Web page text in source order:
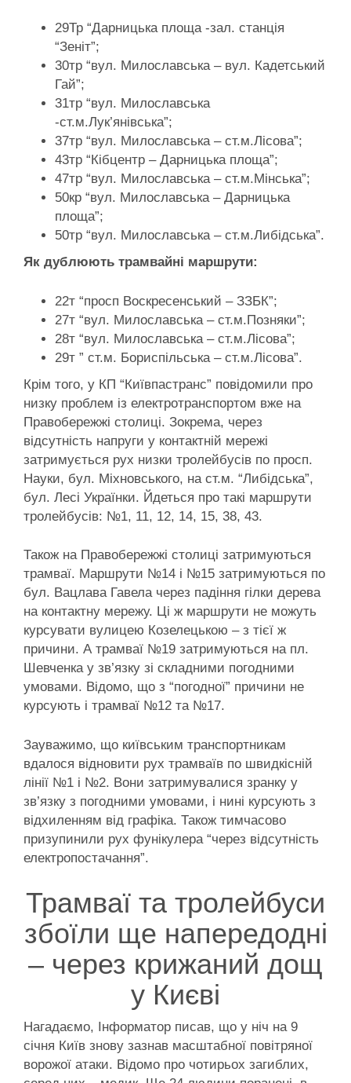
29Тр “Дарницька площа -зал. станція
“Зеніт”;
30тр “вул. Милославська – вул. Кадетський
Гай”;
31тр “вул. Милославська
-ст.м.Лук’янівська”;
37тр “вул. Милославська – ст.м.Лісова”;
43тр “Кібцентр – Дарницька площа”;
47тр “вул. Милославська – ст.м.Мінська”;
50кр “вул. Милославська – Дарницька
площа”;
50тр “вул. Милославська – ст.м.Либідська”.
Як дублюють трамвайні маршрути:
22т “просп Воскресенський – ЗЗБК”;
27т “вул. Милославська – ст.м.Позняки”;
28т “вул. Милославська – ст.м.Лісова”;
29т ” ст.м. Бориспільська – ст.м.Лісова”.
Крім того, у КП “Київпастранс” повідомили про
низку проблем із електротранспортом вже на
Правобережжі столиці. Зокрема, через
відсутність напруги у контактній мережі
затримується рух низки тролейбусів по просп.
Науки, бул. Міхновського, на ст.м. “Либідська”,
бул. Лесі Українки. Йдеться про такі маршрути
тролейбусів: №1, 11, 12, 14, 15, 38, 43.
Також на Правобережжі столиці затримуються
трамваї. Маршрути №14 і №15 затримуються по
бул. Вацлава Гавела через падіння гілки дерева
на контактну мережу. Ці ж маршрути не можуть
курсувати вулицею Козелецькою – з тієї ж
причини. А трамваї №19 затримуються на пл.
Шевченка у зв’язку зі складними погодними
умовами. Відомо, що з “погодної” причини не
курсують і трамваї №12 та №17.
Зауважимо, що київським транспортникам
вдалося відновити рух трамваїв по швидкісній
лінії №1 і №2. Вони затримувалися зранку у
зв’язку з погодними умовами, і нині курсують з
відхиленням від графіка. Також тимчасово
призупинили рух фунікулера “через відсутність
електропостачання”.
Трамваї та тролейбуси
збоїли ще напередодні
– через крижаний дощ
у Києві
Нагадаємо, Інформатор писав, що у ніч на 9
січня Київ знову зазнав масштабної повітряної
ворожої атаки. Відомо про чотирьох загиблих,